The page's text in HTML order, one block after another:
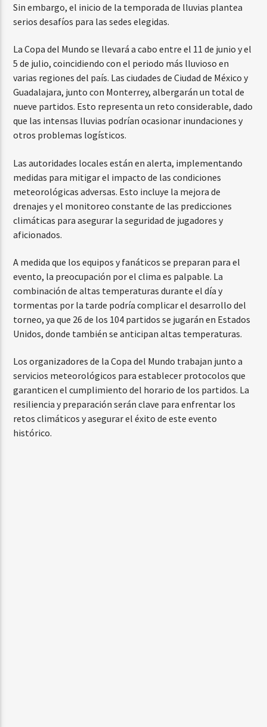
Sin embargo, el inicio de la temporada de lluvias plantea
serios desafíos para las sedes elegidas.
La Copa del Mundo se llevará a cabo entre el 11 de junio y el
5 de julio, coincidiendo con el periodo más lluvioso en
varias regiones del país. Las ciudades de Ciudad de México y
Guadalajara, junto con Monterrey, albergarán un total de
nueve partidos. Esto representa un reto considerable, dado
que las intensas lluvias podrían ocasionar inundaciones y
otros problemas logísticos.
Las autoridades locales están en alerta, implementando
medidas para mitigar el impacto de las condiciones
meteorológicas adversas. Esto incluye la mejora de
drenajes y el monitoreo constante de las predicciones
climáticas para asegurar la seguridad de jugadores y
aficionados.
A medida que los equipos y fanáticos se preparan para el
evento, la preocupación por el clima es palpable. La
combinación de altas temperaturas durante el día y
tormentas por la tarde podría complicar el desarrollo del
torneo, ya que 26 de los 104 partidos se jugarán en Estados
Unidos, donde también se anticipan altas temperaturas.
Los organizadores de la Copa del Mundo trabajan junto a
servicios meteorológicos para establecer protocolos que
garanticen el cumplimiento del horario de los partidos. La
resiliencia y preparación serán clave para enfrentar los
retos climáticos y asegurar el éxito de este evento
histórico.